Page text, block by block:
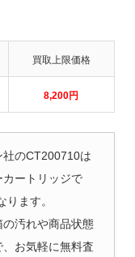
買取上限価格
8,200円
のCT200710は
ートリッジで
ます。
汚れや商品状態
お気軽に無料査